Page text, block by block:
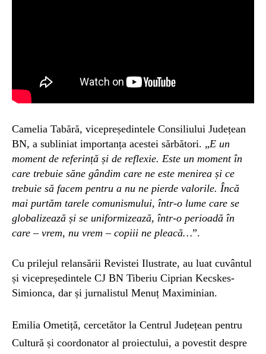
Camelia Tabără, vicepreședintele Consiliului Județean
BN, a subliniat importanța acestei sărbători. „E un
moment de referință și de reflexie. Este un moment în
care trebuie săne gândim care ne este menirea și ce
trebuie să facem pentru a nu ne pierde valorile. Încă
mai purtăm tarele comunismului, într-o lume care se
globalizează și se uniformizează, într-o perioadă în
care – vrem, nu vrem – copiii ne pleacă…”.
Cu prilejul relansării Revistei Ilustrate, au luat cuvântul
și vicepreședintele CJ BN Tiberiu Ciprian Kecskes-
Simionca, dar și jurnalistul Menuț Maximinian.
Emilia Ometiță, cercetător la Centrul Județean pentru
Cultură și coordonator al proiectului, a povestit despre